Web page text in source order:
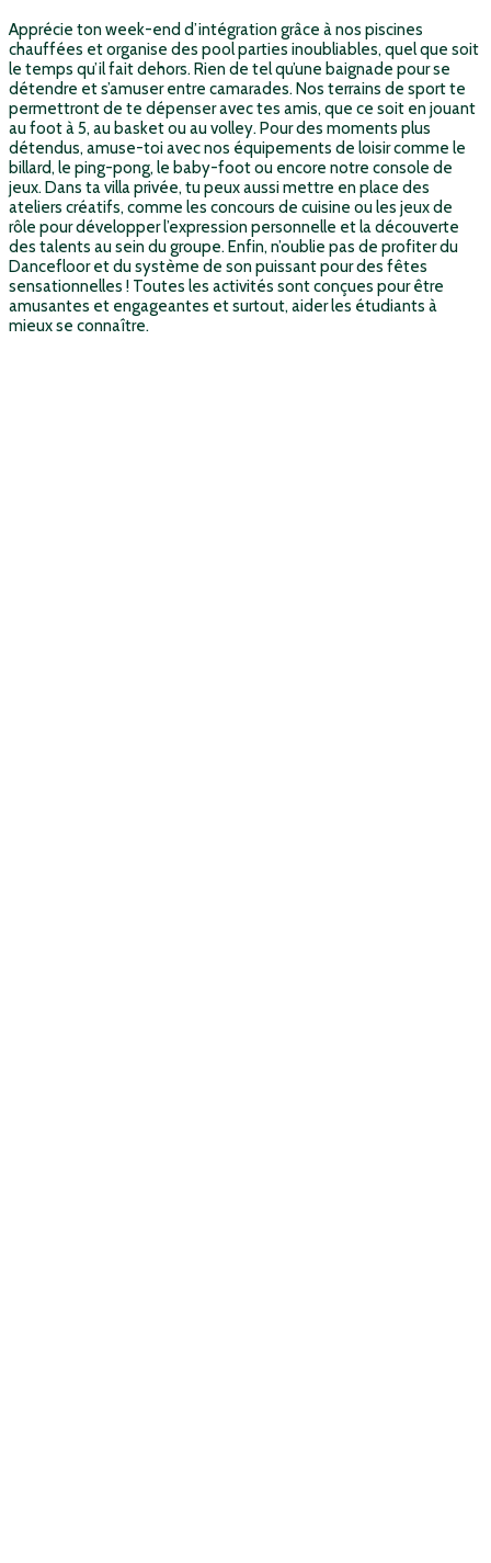
Apprécie ton week-end d’intégration grâce à nos piscines
chauffées et organise des pool parties inoubliables, quel que soit
le temps qu’il fait dehors. Rien de tel qu’une baignade pour se
détendre et s’amuser entre camarades. Nos terrains de sport te
permettront de te dépenser avec tes amis, que ce soit en jouant
au foot à 5, au basket ou au volley. Pour des moments plus
détendus, amuse-toi avec nos équipements de loisir comme le
billard, le ping-pong, le baby-foot ou encore notre console de
jeux. Dans ta villa privée, tu peux aussi mettre en place des
ateliers créatifs, comme les concours de cuisine ou les jeux de
rôle pour développer l’expression personnelle et la découverte
des talents au sein du groupe. Enfin, n’oublie pas de profiter du
Dancefloor et du système de son puissant pour des fêtes
sensationnelles ! Toutes les activités sont conçues pour être
amusantes et engageantes et surtout, aider les étudiants à
mieux se connaître.